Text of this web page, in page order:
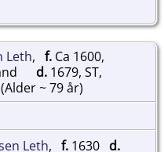
Leth, f. Ca 1600,
d. 1679, ST,
(Alder ~ 79 år)
Leth, f. 1630 d.